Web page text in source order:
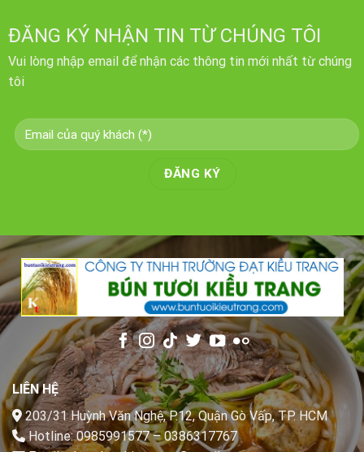
ĐĂNG KÝ NHẬN TIN TỪ CHÚNG TÔI
Vui lòng nhập email để nhận các thông tin mới nhất từ chúng
tôi
LIÊN HỆ
203/31 Huỳnh Văn Nghệ, P.12, Quận Gò Vấp, TP. HCM
Hotline:0985991577–0386317767